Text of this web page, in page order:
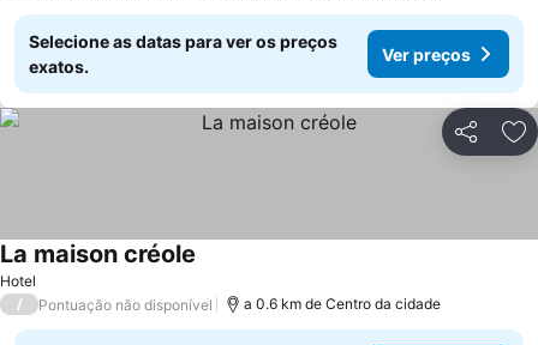
Selecione as datas para ver os preços
exatos.
Ver preços
Partilhar
Hotel
La maison créole
/ Pontuação não disponível a 0.6 km de Centro da cidade